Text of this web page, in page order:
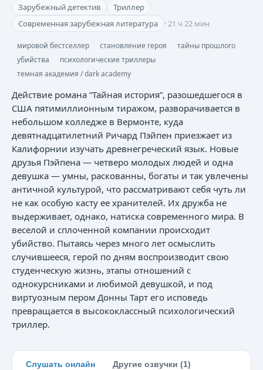
Зарубежный детектив
Триллер
Современная зарубежная литература
·21 ч 22 мин
мировой бестселлер становление героя
тайны прошлого
убийства
психологические триллеры
темная академия / dark academy
Действие романа “Тайная история”, разошедшегося в
США пятимиллионным тиражом, разворачивается в
небольшом колледже в Вермонте, куда
девятнадцатилетний Ричард Пэйпен приезжает из
Калифорнии изучать древнегреческий язык. Новые
друзья Пэйпена — четверо молодых людей и одна
девушка — умны, раскованны, богаты и так увлечены
античной культурой, что рассматривают себя чуть ли
не как особую касту ее хранителей. Их дружба не
выдерживает, однако, натиска современного мира. В
веселой и сплоченной компании происходит
убийство. Пытаясь через много лет осмыслить
случившееся, герой по дням воспроизводит свою
студенческую жизнь, этапы отношений с
однокурсниками и любимой девушкой, и под
виртуозным пером Донны Тарт его исповедь
превращается в высококлассный психологический
триллер.
Слушать онлайн Другие озвучки (1)